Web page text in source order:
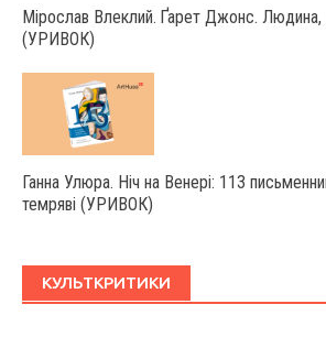
Мірослав Влеклий. Ґарет Джонс. Людина,
(УРИВОК)
Ганна Улюра. Ніч на Венері: 113
темряві (УРИВОК)
КУЛЬТКРИТИКИ